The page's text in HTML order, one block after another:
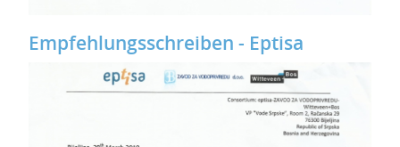
Empfehlungsschreiben - Eptisa